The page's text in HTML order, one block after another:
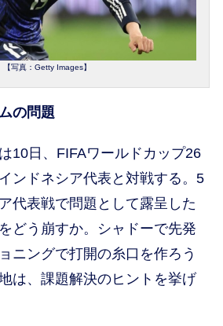
【写真：Getty Images】
の問題
10日、FIFAワールドカップ26
ンドネシア代表と対戦する。5
代表戦で問題として露呈した
どう崩すか。シャドーで先発
ニングで打開の糸口を作ろう
は、課題解決のヒントを挙げ